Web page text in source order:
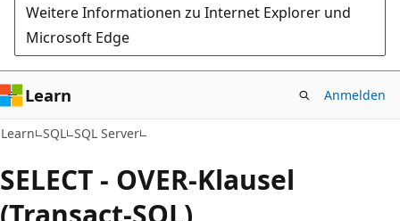
Weitere Informationen zu Internet Explorer und
Microsoft Edge
Learn Anmelden
Learn SQL SQL Server
SELECT - OVER-Klausel